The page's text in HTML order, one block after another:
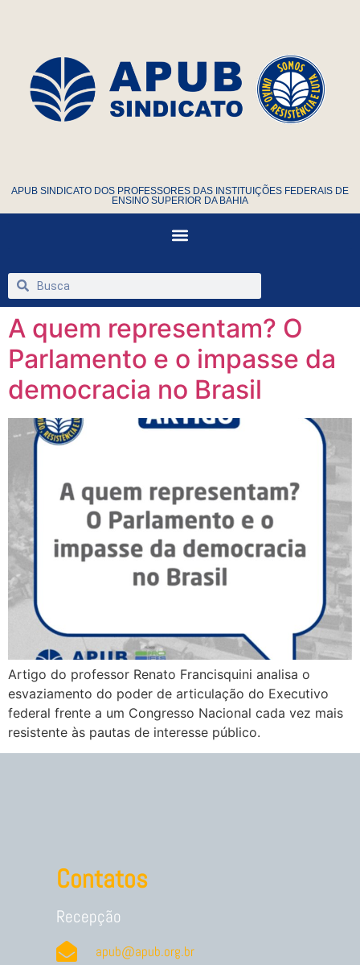
APUB SINDICATO DOS PROFESSORES DAS INSTITUIÇÕES FEDERAIS DE
ENSINO SUPERIOR DA BAHIA
A quem representam? O
Parlamento e o impasse da
democracia no Brasil
Artigo do professor Renato Francisquini analisa o
esvaziamento do poder de articulação do Executivo
federal frente a um Congresso Nacional cada vez mais
resistente às pautas de interesse público.
Contatos
Recepção
apub@apub.org.br